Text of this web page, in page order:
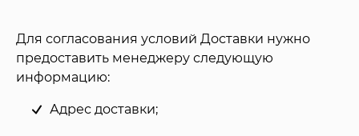
Для согласования условий Доставки нужно
предоставить менеджеру следующую
информацию:
Адрес доставки;